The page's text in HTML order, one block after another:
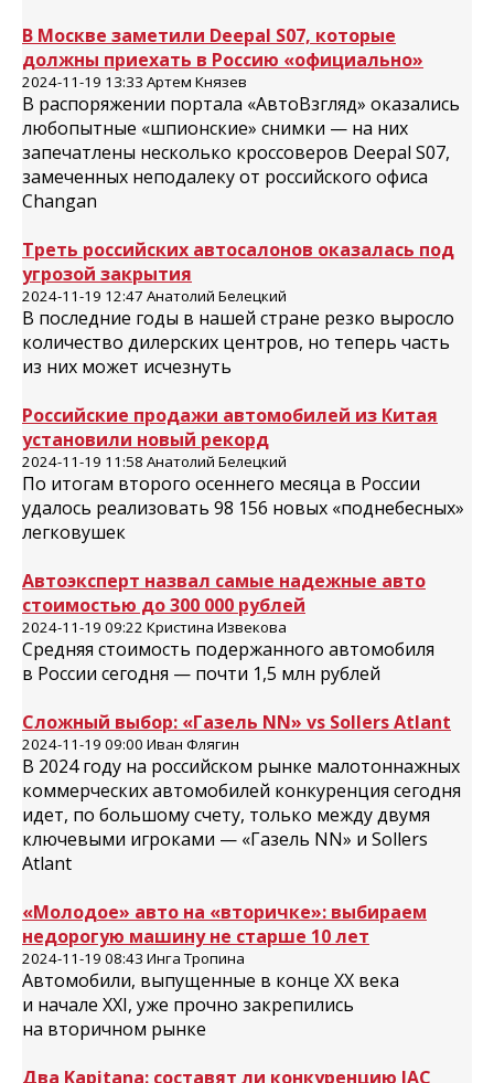
В Москве заметили Deepal S07, которые
должны приехать в Россию «официально»
2024-11-19 13:33 Артем Князев
В распоряжении портала «АвтоВзгляд» оказались
любопытные «шпионские» снимки — на них
запечатлены несколько кроссоверов Deepal S07,
замеченных неподалеку от российского офиса
Changan
Треть российских автосалонов оказалась под
угрозой закрытия
2024-11-19 12:47 Анатолий Белецкий
В последние годы в нашей стране резко выросло
количество дилерских центров, но теперь часть
из них может исчезнуть
Российские продажи автомобилей из Китая
установили новый рекорд
2024-11-19 11:58 Анатолий Белецкий
По итогам второго осеннего месяца в России
удалось реализовать 98 156 новых «поднебесных»
легковушек
Автоэксперт назвал самые надежные авто
стоимостью до 300 000 рублей
2024-11-19 09:22 Кристина Извекова
Средняя стоимость подержанного автомобиля
в России сегодня — почти 1,5 млн рублей
Сложный выбор: «Газель NN» vs Sollers Atlant
2024-11-19 09:00 Иван Флягин
В 2024 году на российском рынке малотоннажных
коммерческих автомобилей конкуренция сегодня
идет, по большому счету, только между двумя
ключевыми игроками — «Газель NN» и Sollers
Atlant
«Молодое» авто на «вторичке»: выбираем
недорогую машину не старше 10 лет
2024-11-19 08:43 Инга Тропина
Автомобили, выпущенные в конце XX века
и начале XXI, уже прочно закрепились
на вторичном рынке
Два Kapitana: составят ли конкуренцию JАС